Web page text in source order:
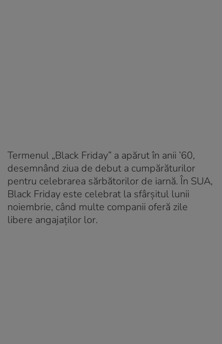
Termenul „Black Friday” a apărut în anii ’60,
desemnând ziua de debut a cumpărăturilor
pentru celebrarea sărbătorilor de iarnă. În SUA,
Black Friday este celebrat la sfârşitul lunii
noiembrie, când multe companii oferă zile
libere angajaţilor lor.